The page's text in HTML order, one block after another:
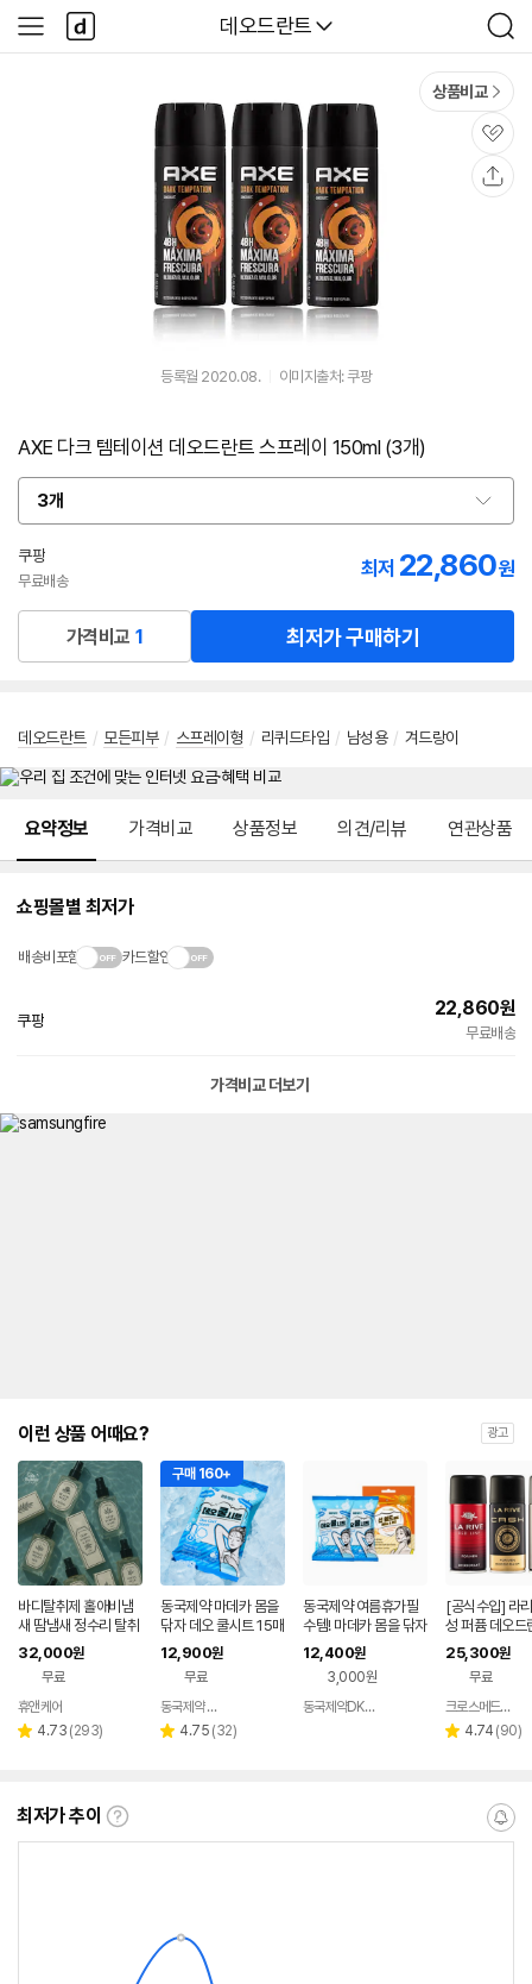
다나와
데오드란트
검
색
사
이
다
나
와
상품비교
관
심
등록월 2020.08. 이미지출처: 쿠팡
AXE 다크 템테이션 데오드란트 스프레이 150ml (3개)
3개
옵
션
선
택
쿠팡
무료배송
최저 22,860원
가격비교 1 최저가 구매하기
데오드란트 / 모든피부 / 스프레이형 / 리퀴드타입 / 남성용 / 겨드랑이
요약정보 가격비교 상품정보 의견/리뷰 연관상품
쇼핑몰별 최저가
배송비포함 카드할인
쿠팡
22,860원
무료배송
가격비교 더보기
이런 상품 어때요? 광고
바디탈취제 홀애비냄
새 땀냄새 정수리 탈취
제
32,000원
무료
페이
휴앤케어
별 4.73 리
(293)
구매 160+
동국제약 마데카 몸을
닦자 데오 쿨시트 15매
5개, 10개 택1 / 겨드랑
이 쿨링시트 샤워 땀티
슈 머스크향
12,900원
무료
페이
동국제약 생활건강
별 4.75 리
(32)
동국제약 여름휴가필
수템! 마데카 몸을 닦자
데오쿨시트 15매X2개
+ 선쉴드패드 4매
12,400원
3,000원
동국제약DKSHOP
[공식수입] 라
성 퍼퓸 데오드
종 (캐쉬+레드
레이),
25,300원
무료
크로스메드 샵
별 4.74 리
(90)
최저가 추이
최
알